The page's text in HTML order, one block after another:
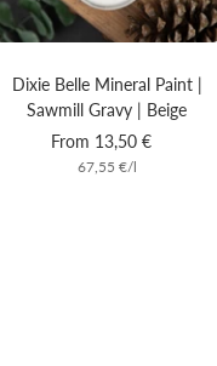
Dixie Belle Mineral Paint |
Sawmill Gravy | Beige
Sale
price
From 13,50 €
67,55 €/l